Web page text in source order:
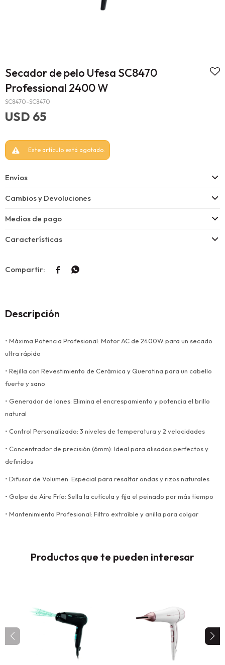
Secador de pelo Ufesa SC8470
Professional 2400 W
SC8470-SC8470
USD 65
Este artículo está agotado.
Envíos
Cambios y Devoluciones
Medios de pago
Características
 
Descripción
• Máxima Potencia Profesional: Motor AC de 2400W para un secado
ultra rápido
• Rejilla con Revestimiento de Cerámica y Queratina para un cabello
fuerte y sano
• Generador de Iones: Elimina el encrespamiento y potencia el brillo
natural
• Control Personalizado: 3 niveles de temperatura y 2 velocidades
• Concentrador de precisión (6mm): Ideal para alisados perfectos y
definidos
• Difusor de Volumen: Especial para resaltar ondas y rizos naturales
• Golpe de Aire Frío: Sella la cutícula y fija el peinado por más tiempo
• Mantenimiento Profesional: Filtro extraíble y anilla para colgar
Productos que te pueden interesar